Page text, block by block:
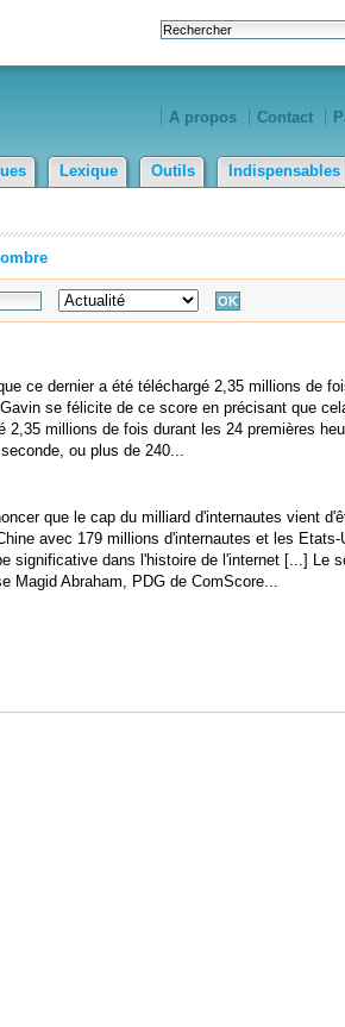
A propos Contact
Lexique Outils Indispensables
ce dernier a été téléchargé 2,35 millions de
se félicite de ce score en précisant que
millions de fois durant les 24 premières
ou plus de 240...
que le cap du milliard d'internautes vient
avec 179 millions d'internautes et les Etats-
significative dans l'histoire de l'internet [...] Le
Magid Abraham, PDG de ComScore...